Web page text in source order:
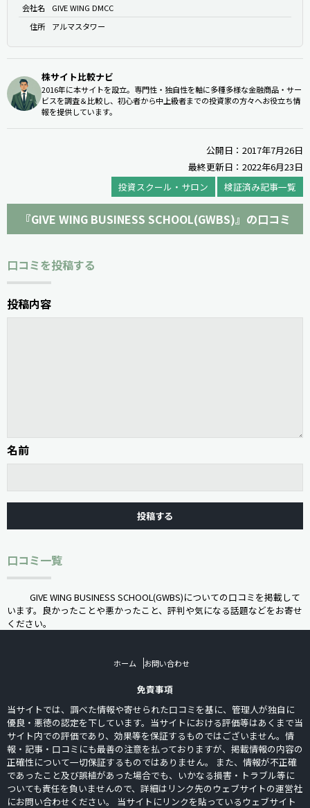
会社名
GIVE WING DMCC
住所
アルマスタワー
株サイト比較ナビ
2016年に本サイトを設立。専門性・独自性を軸に多種多様な金融商品・サー
ビスを調査＆比較し、初心者から中上級者までの投資家の方々へお役立ち情
報を提供しています。
公開日：2017年7月26日
最終更新日：2022年6月23日
投資スクール・サロン
検証済み記事一覧
『GIVE WING BUSINESS SCHOOL(GWBS)』の口コミ
口コミを投稿する
投稿内容
名前
口コミ一覧
GIVE WING BUSINESS SCHOOL(GWBS)についての口コミを掲載して
います。良かったことや悪かったこと、評判や気になる話題などをお寄せ
ください。
ホーム お問い合わせ
免責事項
当サイトでは、調べた情報や寄せられた口コミを基に、管理人が独自に
優良・悪徳の認定を下しています。当サイトにおける評価等はあくまで当
サイト内での評価であり、効果等を保証するものではございません。情
報・記事・口コミにも最善の注意を払っておりますが、掲載情報の内容の
正確性について一切保証するものではありません。 また、情報が不正確
であったこと及び誤植があった場合でも、いかなる損害・トラブル等に
ついても責任を負いませんので、詳細はリンク先のウェブサイトの運営社
にお問い合わせください。 当サイトにリンクを貼っているウェブサイト